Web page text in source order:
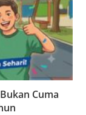
Cuma